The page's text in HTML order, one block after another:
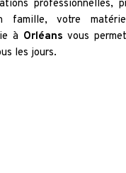
professionnelles,
famille, votre
à Orléans vous
les jours.